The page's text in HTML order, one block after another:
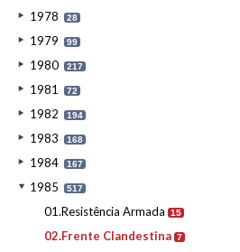
1978 28
1979 99
1980 217
1981 72
1982 194
1983 168
1984 167
1985 517
01.Resistência Armada 15
02.Frente Clandestina 7